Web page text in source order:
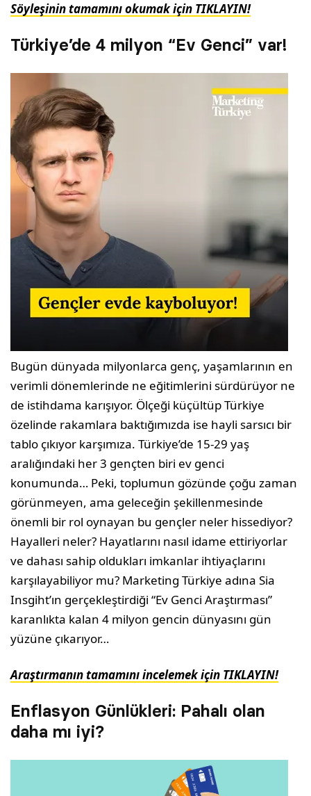
Söyleşinin tamamını okumak için TIKLAYIN!
Türkiye’de 4 milyon “Ev Genci” var!
Bugün dünyada milyonlarca genç, yaşamlarının en
verimli dönemlerinde ne eğitimlerini sürdürüyor ne
de istihdama karışıyor. Ölçeği küçültüp Türkiye
özelinde rakamlara baktığımızda ise hayli sarsıcı bir
tablo çıkıyor karşımıza. Türkiye’de 15-29 yaş
aralığındaki her 3 gençten biri ev genci
konumunda… Peki, toplumun gözünde çoğu zaman
görünmeyen, ama geleceğin şekillenmesinde
önemli bir rol oynayan bu gençler neler hissediyor?
Hayalleri neler? Hayatlarını nasıl idame ettiriyorlar
ve dahası sahip oldukları imkanlar ihtiyaçlarını
karşılayabiliyor mu? Marketing Türkiye adına Sia
Insgiht’ın gerçekleştirdiği “Ev Genci Araştırması”
karanlıkta kalan 4 milyon gencin dünyasını gün
yüzüne çıkarıyor…
Araştırmanın tamamını incelemek için TIKLAYIN!
Enflasyon Günlükleri: Pahalı olan
daha mı iyi?